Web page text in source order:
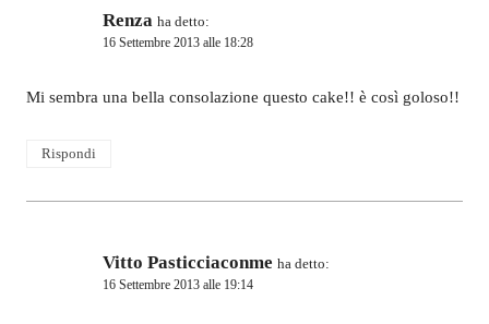
Renza ha detto:
16 Settembre 2013 alle 18:28
Mi sembra una bella consolazione questo cake!! è così goloso!!
Rispondi
Vitto Pasticciaconme ha detto:
16 Settembre 2013 alle 19:14